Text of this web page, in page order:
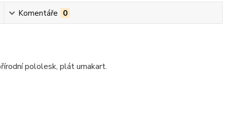
Komentáře 0
pololesk, plát umakart.